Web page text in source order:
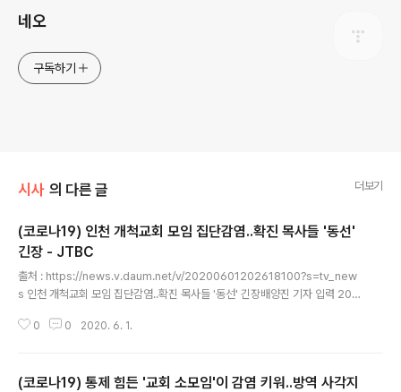
네오
구독하기
시사 의 다른 글 더보기
(코로나19) 인천 개척교회 모임 집단감염..확진 목사들 '동선'
긴장 - JTBC
출처 : https://news.v.daum.net/v/20200601202618100?s=tv_new
s 인천 개척교회 모임 집단감염..확진 목사들 '동선' 긴장배양진 기자 입력 202
도 확진자 35명이 더해졌습니다. 물류창고에 이어서 이번에는 교회에서 연쇄적
니다. 입구부터 발을 디딜 공간이 부족할 정도로 좁은데요. 문 앞에는 방역 관련
0 0 2020. 6. 1.
(코로나19) 통제 힘든 '교회 소모임'이 감염 키워..방역 사각지